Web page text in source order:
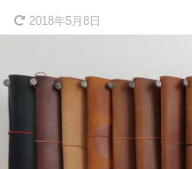
2018年5月8日